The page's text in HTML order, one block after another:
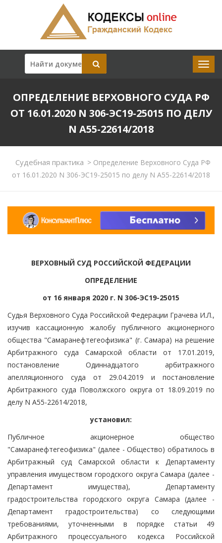
ОПРЕДЕЛЕНИЕ ВЕРХОВНОГО СУДА РФ
ОТ 16.01.2020 N 306-ЭС19-25015 ПО ДЕЛУ
N А55-22614/2018
Судебная практика >Определение Верховного Суда РФ
от 16.01.2020 N 306-ЭС19-25015 по делу N А55-22614/2018
ВЕРХОВНЫЙ СУД РОССИЙСКОЙ ФЕДЕРАЦИИ
ОПРЕДЕЛЕНИЕ
от 16 января 2020 г. N 306-ЭС19-25015
Судья Верховного Суда Российской Федерации Грачева И.Л.,
изучив кассационную жалобу публичного акционерного
общества "Самаранефтегеофизика" (г. Самара) на решение
Арбитражного суда Самарской области от 17.01.2019,
постановление Одиннадцатого арбитражного
апелляционного суда от 29.04.2019 и постановление
Арбитражного суда Поволжского округа от 18.09.2019 по
делу N А55-22614/2018,
установил:
Публичное акционерное общество
"Самаранефтегеофизика" (далее - Общество) обратилось в
Арбитражный суд Самарской области к Департаменту
управления имуществом городского округа Самара (далее -
Департамент имущества), Департаменту
градостроительства городского округа Самара (далее -
Департамент градостроительства) со следующими
требованиями, уточненными в порядке статьи 49
Арбитражного процессуального кодекса Российской